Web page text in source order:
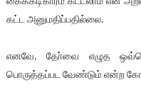
கட்ட அனுமதிப்பதில்லை.
எனவே, தோ்வை எழுத
பொருத்தப்பட வேண்டும் என்ற